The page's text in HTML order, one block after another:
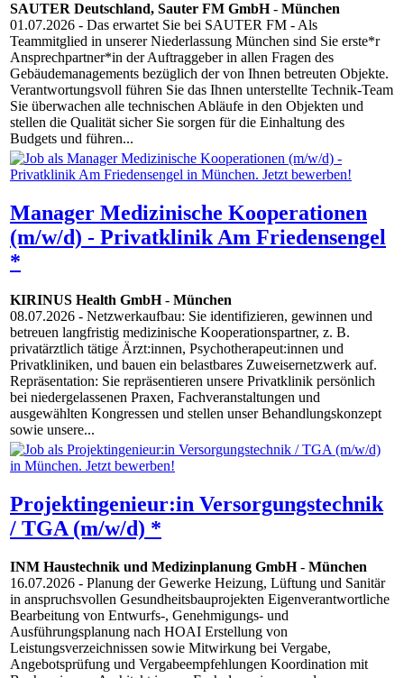
SAUTER Deutschland, Sauter FM GmbH- München
01.07.2026 - Das erwartet Sie bei SAUTER FM - Als
Teammitglied in unserer Niederlassung München sind Sie erste*r
Ansprechpartner*in der Auftraggeber in allen Fragen des
Gebäudemanagements bezüglich der von Ihnen betreuten Objekte.
Verantwortungsvoll führen Sie das Ihnen unterstellte Technik-Team
Sie überwachen alle technischen Abläufe in den Objekten und
stellen die Qualität sicher Sie sorgen für die Einhaltung des
Budgets und führen...
Manager Medizinische Kooperationen
(m/w/d) - Privatklinik Am Friedensengel
*
KIRINUS Health GmbH- München
08.07.2026 - Netzwerkaufbau: Sie identifizieren, gewinnen und
betreuen langfristig medizinische Kooperationspartner, z. B.
privatärztlich tätige Ärzt:innen, Psychotherapeut:innen und
Privatkliniken, und bauen ein belastbares Zuweisernetzwerk auf.
Repräsentation: Sie repräsentieren unsere Privatklinik persönlich
bei niedergelassenen Praxen, Fachveranstaltungen und
ausgewählten Kongressen und stellen unser Behandlungskonzept
sowie unsere...
Projektingenieur:in Versorgungstechnik
/ TGA (m/w/d) *
INM Haustechnik und Medizinplanung GmbH- München
16.07.2026 - Planung der Gewerke Heizung, Lüftung und Sanitär
in anspruchsvollen Gesundheitsbauprojekten Eigenverantwortliche
Bearbeitung von Entwurfs-, Genehmigungs- und
Ausführungsplanung nach HOAI Erstellung von
Leistungsverzeichnissen sowie Mitwirkung bei Vergabe,
Angebotsprüfung und Vergabeempfehlungen Koordination mit